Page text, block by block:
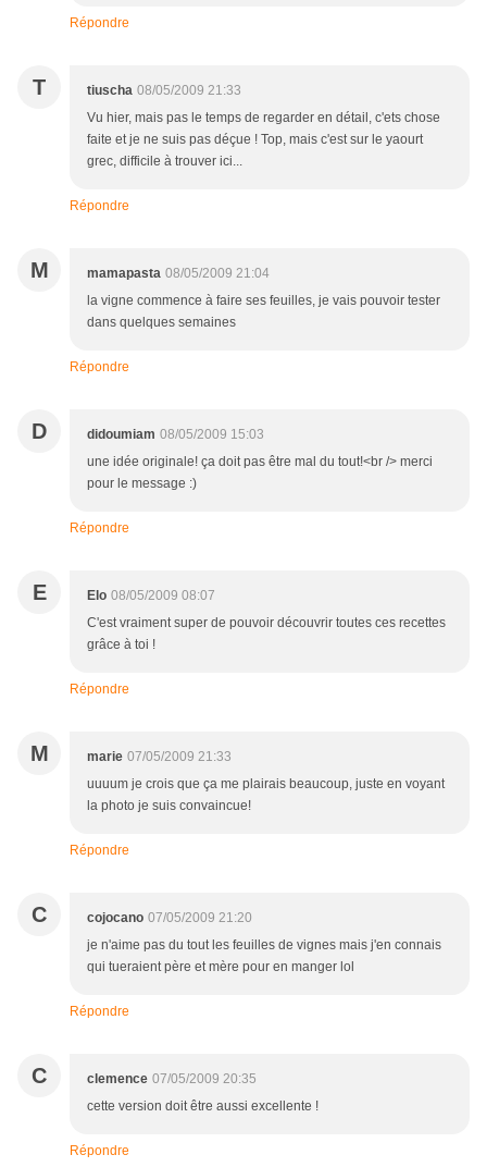
Répondre
T tiuscha 08/05/2009 21:33
Vu hier, mais pas le temps de regarder en détail, c'ets chose
faite et je ne suis pas déçue ! Top, mais c'est sur le yaourt
grec, difficile à trouver ici...
Répondre
M mamapasta 08/05/2009 21:04
la vigne commence à faire ses feuilles, je vais pouvoir tester
dans quelques semaines
Répondre
D didoumiam 08/05/2009 15:03
une idée originale! ça doit pas être mal du tout!<br /> merci
pour le message :)
Répondre
E Elo 08/05/2009 08:07
C'est vraiment super de pouvoir découvrir toutes ces recettes
grâce à toi !
Répondre
M marie 07/05/2009 21:33
uuuum je crois que ça me plairais beaucoup, juste en voyant
la photo je suis convaincue!
Répondre
C cojocano 07/05/2009 21:20
je n'aime pas du tout les feuilles de vignes mais j'en connais
qui tueraient père et mère pour en manger lol
Répondre
C clemence 07/05/2009 20:35
cette version doit être aussi excellente !
Répondre